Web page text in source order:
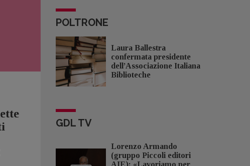
POLTRONE
Laura Ballestra
confermata presidente
dell’Associazione Italiana
Biblioteche
GDL TV
Lorenzo Armando
(gruppo Piccoli editori
AIE): «Lavoriamo per